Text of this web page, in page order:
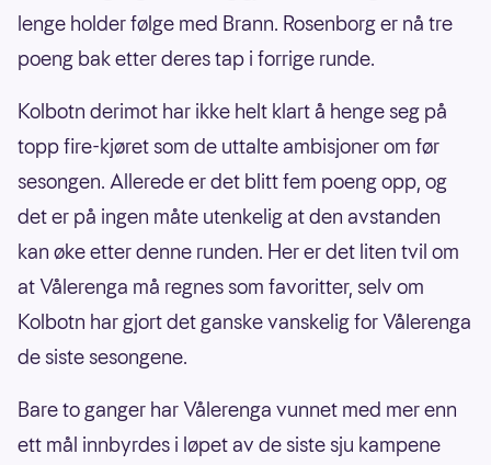
lenge holder følge med Brann. Rosenborg er nå tre
poeng bak etter deres tap i forrige runde.
Kolbotn derimot har ikke helt klart å henge seg på
topp fire-kjøret som de uttalte ambisjoner om før
sesongen. Allerede er det blitt fem poeng opp, og
det er på ingen måte utenkelig at den avstanden
kan øke etter denne runden. Her er det liten tvil om
at Vålerenga må regnes som favoritter, selv om
Kolbotn har gjort det ganske vanskelig for Vålerenga
de siste sesongene.
Bare to ganger har Vålerenga vunnet med mer enn
ett mål innbyrdes i løpet av de siste sju kampene